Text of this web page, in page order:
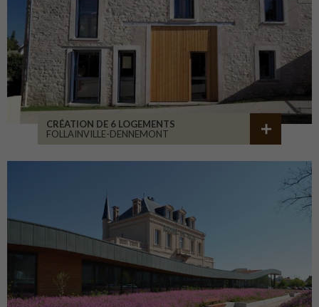
CRÉATION DE 6 LOGEMENTS
FOLLAINVILLE-DENNEMONT